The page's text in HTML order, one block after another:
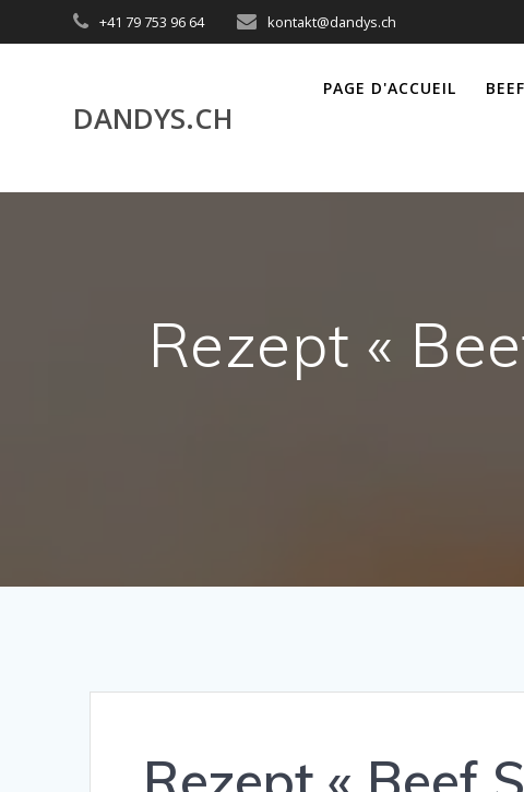
Utilisateur
actuel
+41 79 753 96 64 kontakt@dandys.ch
DANDYS.CH
PAGE D'ACCUEIL
Rezept «